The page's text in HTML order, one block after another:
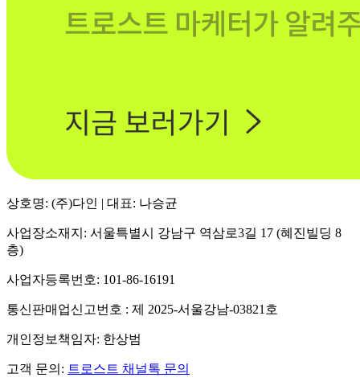
상호명: (주)다인 | 대표: 나승균
사업장소재지: 서울특별시 강남구 역삼로3길 17 (혜진빌딩 8
층)
사업자등록번호: 101-86-16191
통신판매업신고번호 : 제 2025-서울강남-03821호
개인정보책임자: 한상범
고객 문의: 트로스트 채널톡 문의